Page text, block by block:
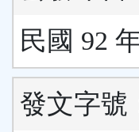
民國 92
發文字號